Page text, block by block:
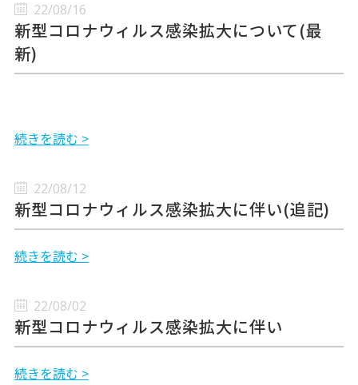
22/08/16
新型コロナウィルス感染拡大について(最
新)
続きを読む >
22/08/12
新型コロナウィルス感染拡大に伴い(追記)
続きを読む >
22/08/02
新型コロナウィルス感染拡大に伴い
続きを読む >